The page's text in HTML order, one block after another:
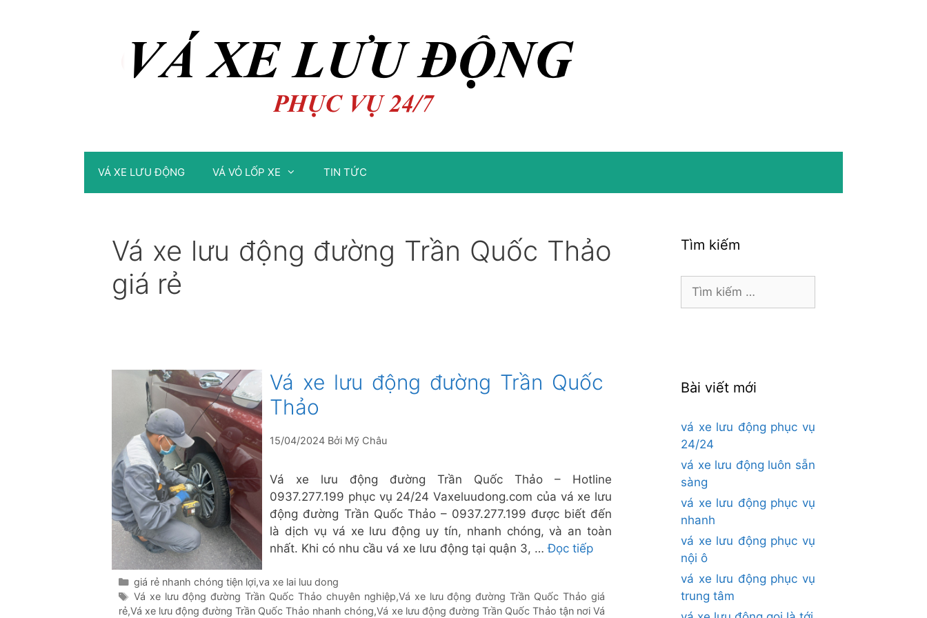
VÁ XE LƯU ĐỘNG VÁ VỎ LỐP XE TIN TỨC
Vá xe lưu động đường Trần Quốc Thảo
giá rẻ
Vá xe lưu động đường Trần Quốc
Thảo
15/04/2024 Bởi Mỹ Châu
Vá xe lưu động đường Trần Quốc Thảo – Hotline
0937.277.199 phục vụ 24/24 Vaxeluudong.com của vá xe lưu
động đường Trần Quốc Thảo – 0937.277.199 được biết đến
là dịch vụ vá xe lưu động uy tín, nhanh chóng, và an toàn
nhất. Khi có nhu cầu vá xe lưu động tại quận 3, …Đọc tiếp
Danh
mục
giá rẻ nhanh chóng tiện lợi,va xe lai luu dong
Thẻ
Vá xe lưu động đường Trần Quốc Thảo chuyên nghiệp,Vá xe lưu động đường Trần Quốc Thảo giá
rẻ,Vá xe lưu động đường Trần Quốc Thảo nhanh chóng,Vá xe lưu động đường Trần Quốc Thảo tận nơi Vá
Tìm kiếm
Tìm
Bài viết mới
vá xe lưu động phục vụ
24/24
vá xe lưu động luôn sẵn
sàng
vá xe lưu động phục vụ
nhanh
vá xe lưu động phục vụ
nội ô
vá xe lưu động phục vụ
trung tâm